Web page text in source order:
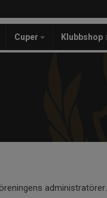
Cuper Klubbshop
administratörer.